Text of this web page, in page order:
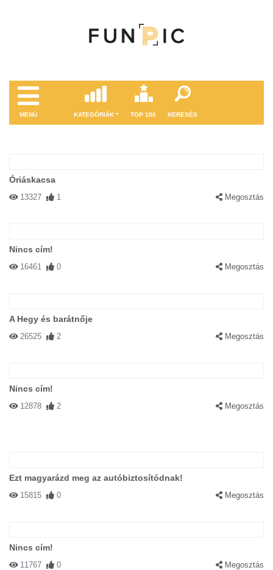
MENÜ KATEGÓRIÁK TOP 100 KERESÉS
Óriáskacsa
13327 1 Megosztás
Nincs cím!
16461 0 Megosztás
A Hegy és barátnője
26525 2 Megosztás
Nincs cím!
12878 2 Megosztás
Ezt magyarázd meg az autóbiztosítódnak!
15815 0 Megosztás
Nincs cím!
11767 0 Megosztás